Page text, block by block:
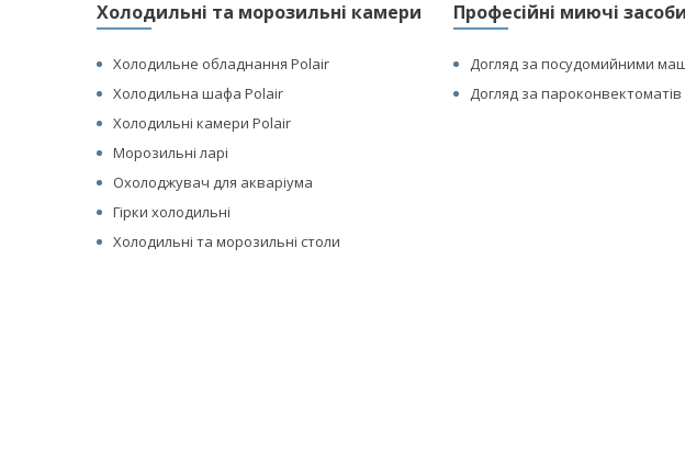
Холодильні та морозильні камери
Холодильне обладнання Polair
Холодильна шафа Polair
Холодильні камери Polair
Морозильні ларі
Охолоджувач для акваріума
Гірки холодильні
Холодильні та морозильні столи
Професійні миючі засоби
Догляд за посудомийними
Догляд за